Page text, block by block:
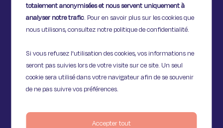
totalement anonymisées et nous servent uniquement à
analyser notre trafic. Pour en savoir plus sur les cookies que
nous utilisons, consultez notre politique de confidentialité.
Si vous refusez l'utilisation des cookies, vos informations ne
seront pas suivies lors de votre visite sur ce site. Un seul
cookie sera utilisé dans votre navigateur afin de se souvenir
de ne pas suivre vos préférences.
Accepter tout
75009 Paris